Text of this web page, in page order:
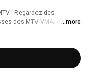
! Regardez des
des MTV VMA, et bien
...more